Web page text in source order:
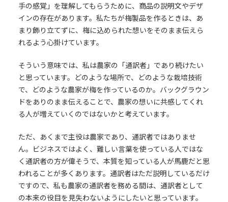
手の感覚」を理解してもらうために、商品の説明文やデザ
インの存在があります。私たちが梅製品を作るときは、あ
まり飾り立てずに、梅に込められた想いをそのまま伝えら
れるよう心掛けています。
そういう意味では、私は農家の「通訳者」であり続けたい
と思っています。どのような場所で、どのような栽培技術
で、どのような農家が梅を作っているのか。バックグラウン
ドをありのまま伝えることで、農家の想いに共感してくれ
る人が増えていくのではないかと考えています。
ただ、あくまで主役は農家であり、通訳者ではありませ
ん。ビジネスではよく、難しい言葉を使っている人ではな
く通訳者の方が偉そうで、本質を知っている人が馬鹿だと思
われることが多くあります。通訳者はただ説明しているだけ
ですので、私も農家の通訳者を務める間は、通訳者として
の本来の役目を見失わないようにしたいと思っています。